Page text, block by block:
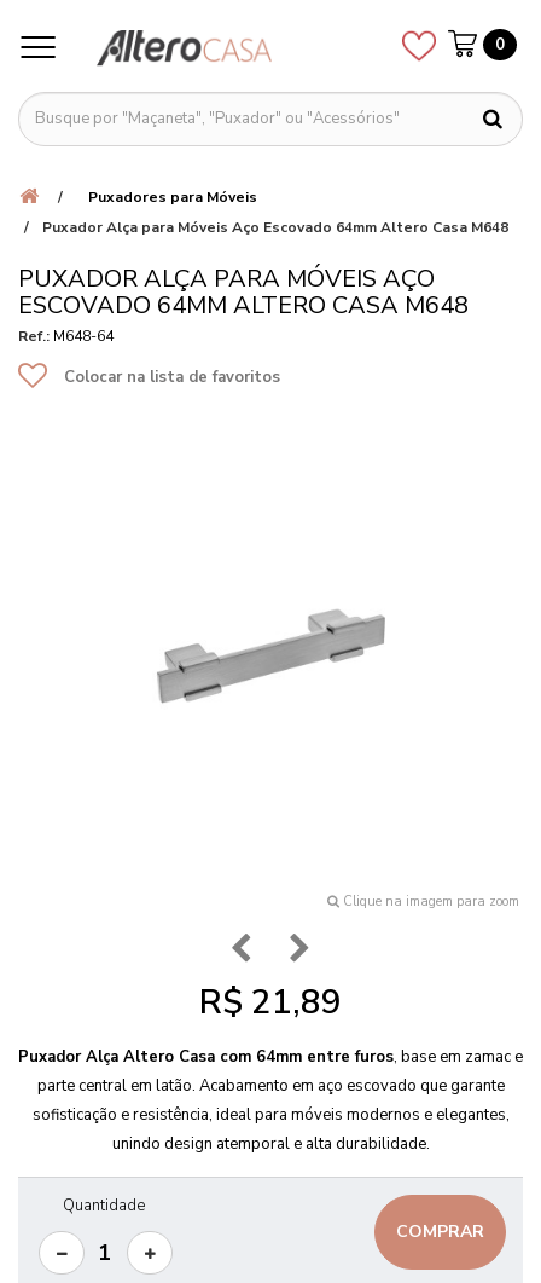
0
Puxadores para Móveis
Puxador Alça para Móveis Aço Escovado 64mm Altero Casa M648
PUXADOR ALÇA PARA MÓVEIS AÇO
ESCOVADO 64MM ALTERO CASA M648
Ref.: M648-64
Colocar na lista de favoritos
Clique na imagem para zoom
R$ 21,89
Puxador Alça Altero Casa com 64mm entre furos, base em zamac e
parte central em latão. Acabamento em aço escovado que garante
sofisticação e resistência, ideal para móveis modernos e elegantes,
unindo design atemporal e alta durabilidade.
Quantidade
COMPRAR